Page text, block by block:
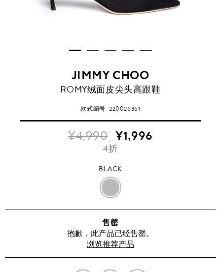
JIMMY CHOO
BLACK
ROMY绒面皮尖头高跟鞋
款式编号220026361
¥4,990 ¥1,996
4折
BLACK
BLACK
售罄
抱歉，此产品已经售罄。
浏览推荐产品